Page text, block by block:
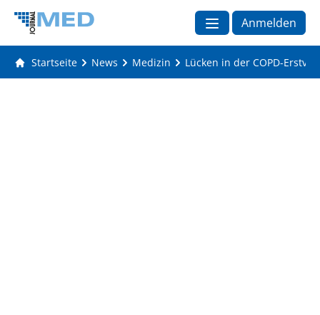
Anmelden
Startseite News Medizin Lücken in der COPD-